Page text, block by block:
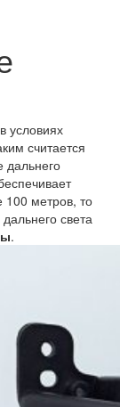
условиях
считается
дальнего
100 метров, то
света
.